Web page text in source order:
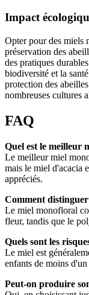
Impact
Opter pour des miels
préservation des
des pratiques
biodiversité et la
protection des
nombreuses cultures
FAQ
Quel est le meilleur
Le meilleur miel
mais le miel d'acacia
appréciés.
Comment
Le miel monofloral
fleur, tandis que le
Quels sont les
Le miel est
enfants de moins
Peut-on produire